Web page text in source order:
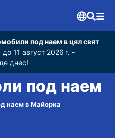
под наем в цял свят
11 август 2026 г. -
днес!
под наем
наем в Майорка